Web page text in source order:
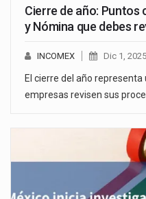
Cierre de año: Puntos
y Nómina que debes
INCOMEX Dic 1, 2025
El cierre del año
empresas revisen sus